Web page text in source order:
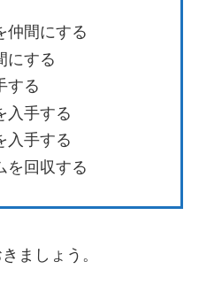
仲間にする
にする
する
入手する
入手する
を回収する
ましょう。